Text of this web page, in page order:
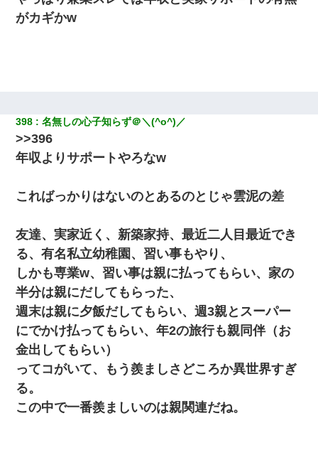
がカギかw
398 名無しの心子知らず＠＼(^o^)／
>>396
年収よりサポートやろなw
こればっかりはないのとあるのとじゃ雲泥の差
友達、実家近く、新築家持、最近二人目最近でき
る、有名私立幼稚園、習い事もやり、
しかも専業w、習い事は親に払ってもらい、家の
半分は親にだしてもらった、
週末は親に夕飯だしてもらい、週3親とスーパー
にでかけ払ってもらい、年2の旅行も親同伴（お
金出してもらい）
ってコがいて、もう羨ましさどころか異世界すぎ
る。
この中で一番羨ましいのは親関連だね。